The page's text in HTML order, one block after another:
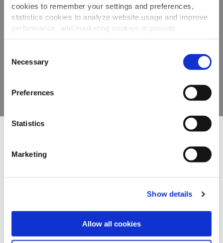
cookies to remember your settings and preferences,
statistics cookies to analyze website usage and improve
performance, and marketing cookies to provide
personalized content and advertising.
By clicking 'Allow all cookies', you consent to the use of
all cookies. If you'd like to customize your preferences,
you can do so by clicking the options below and selecting
'Allow selection.'
To learn more about our cookies, click on "Show details."
You can withdraw or modify your consent at any time by
For additional information, you can view our
Global
Selection
Necessary
Preferences
Statistics
Marketing
Show details
Allow all cookies
Fedezze fel teljes
Mások ezeket is megnézték
Surecrisp Fries 9/9